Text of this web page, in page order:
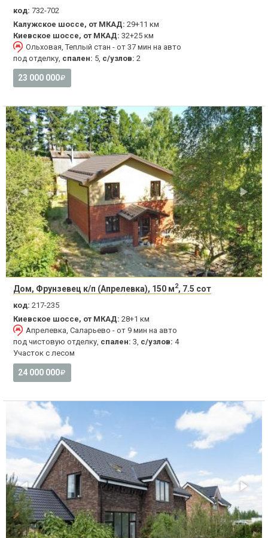
код: 732-702
Калужское шоссе, от МКАД: 29+11 км
Киевское шоссе, от МКАД: 32+25 км
Ольховая, Теплый стан - от 37 мин на авто
под отделку, спален: 5, с/узлов: 2
23 000 000
Дом, Фрунзевец к/п (Апрелевка), 150 м2, 7.5 сот
код: 217-235
Киевское шоссе, от МКАД: 28+1 км
Апрелевка, Саларьево - от 9 мин на авто
под чистовую отделку, спален: 3, с/узлов: 4
Участок с лесом
24 000 000